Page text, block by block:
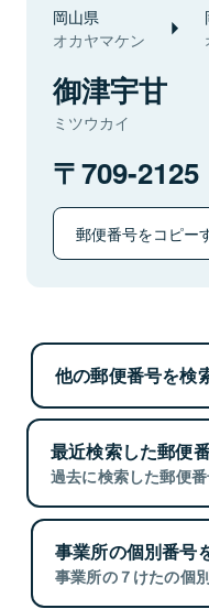
岡山県
オカヤマケン
御津宇甘
ミツウカイ
709-2125
郵便番号をコピー
他の郵便番号を検
最近検索した郵便
過去に検索した郵便
事業所の個別番号
事業所の７けたの個